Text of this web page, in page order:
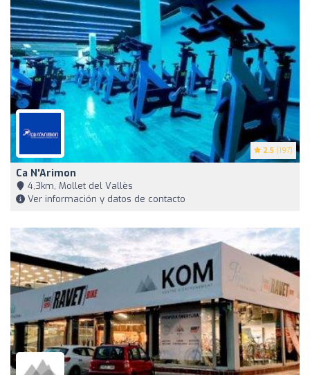
2.5 (197)
Ca N'Arimon
4,3km, Mollet del Vallès
Ver información y datos de contacto